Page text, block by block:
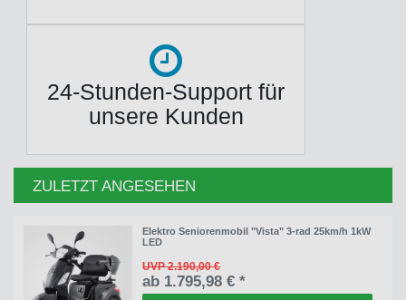
24-Stunden-Support für
unsere Kunden
ZULETZT ANGESEHEN
Elektro Seniorenmobil "Vista" 3-rad 25km/h 1kW
LED
UVP 2.190,00 €
ab 1.795,98 € *